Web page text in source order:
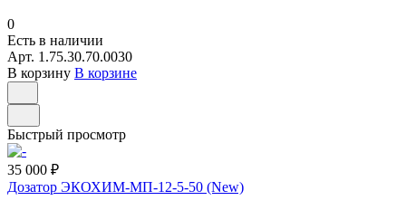
0
Есть в наличии
Арт. 1.75.30.70.0030
В корзину В корзине
Быстрый просмотр
35 000 ₽
Дозатор ЭКОХИМ-МП-12-5-50 (New)